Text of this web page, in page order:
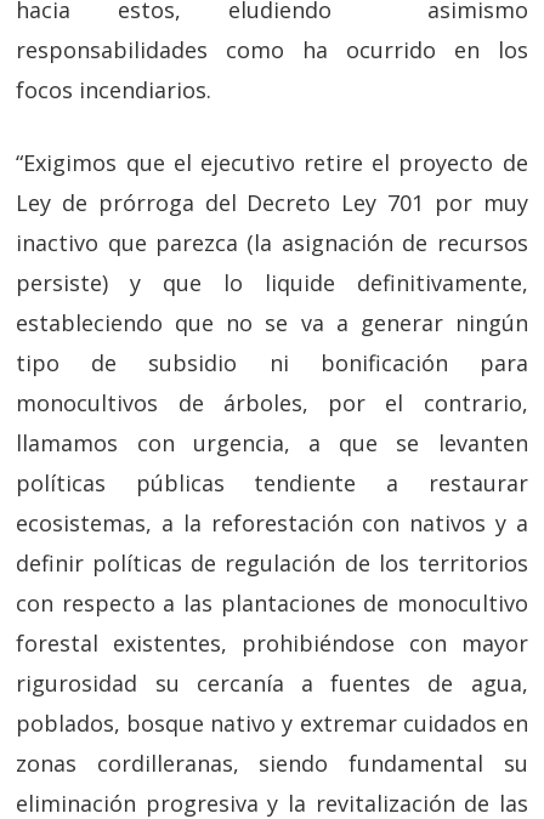
hacia estos, eludiendo asimismo
responsabilidades como ha ocurrido en los
focos incendiarios.
“Exigimos que el ejecutivo retire el proyecto de
Ley de prórroga del Decreto Ley 701 por muy
inactivo que parezca (la asignación de recursos
persiste) y que lo liquide definitivamente,
estableciendo que no se va a generar ningún
tipo de subsidio ni bonificación para
monocultivos de árboles, por el contrario,
llamamos con urgencia, a que se levanten
políticas públicas tendiente a restaurar
ecosistemas, a la reforestación con nativos y a
definir políticas de regulación de los territorios
con respecto a las plantaciones de monocultivo
forestal existentes, prohibiéndose con mayor
rigurosidad su cercanía a fuentes de agua,
poblados, bosque nativo y extremar cuidados en
zonas cordilleranas, siendo fundamental su
eliminación progresiva y la revitalización de las